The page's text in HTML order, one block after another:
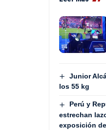
Junior
los 55 kg
Perú y
estrechan
exposición